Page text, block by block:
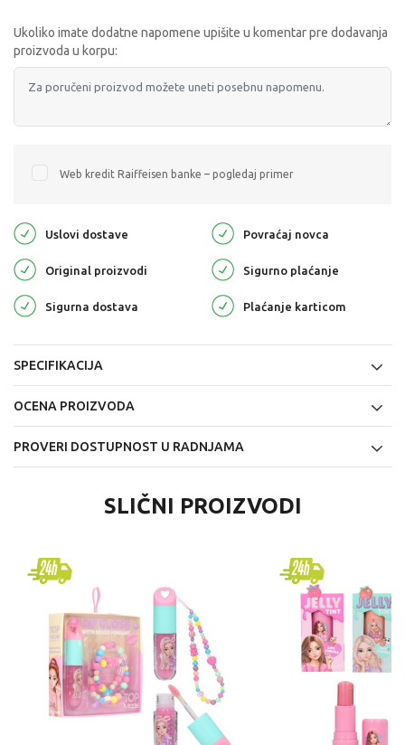
Ukoliko imate dodatne napomene upišite u komentar pre dodavanja
proizvoda u korpu:
Web kredit Raiffeisen banke – pogledaj primer
Uslovi dostave Povraćaj novca
Original proizvodi Sigurno plaćanje
Sigurna dostava Plaćanje karticom
SPECIFIKACIJA
OCENA PROIZVODA
PROVERI DOSTUPNOST U RADNJAMA
SLIČNI PROIZVODI